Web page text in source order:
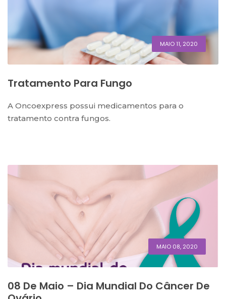
MAIO 11, 2020
Tratamento Para Fungo
A Oncoexpress possui medicamentos para o
tratamento contra fungos.
MAIO 08, 2020
08 De Maio – Dia Mundial Do Câncer De